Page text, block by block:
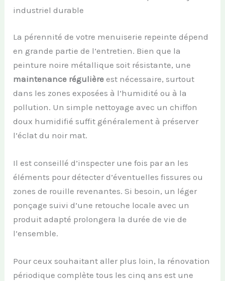
industriel durable
La pérennité de votre menuiserie repeinte dépend
en grande partie de l’entretien. Bien que la
peinture noire métallique soit résistante, une
maintenance régulière est nécessaire, surtout
dans les zones exposées à l’humidité ou à la
pollution. Un simple nettoyage avec un chiffon
doux humidifié suffit généralement à préserver
l’éclat du noir mat.
Il est conseillé d’inspecter une fois par an les
éléments pour détecter d’éventuelles fissures ou
zones de rouille revenantes. Si besoin, un léger
ponçage suivi d’une retouche locale avec un
produit adapté prolongera la durée de vie de
l’ensemble.
Pour ceux souhaitant aller plus loin, la rénovation
périodique complète tous les cinq ans est une